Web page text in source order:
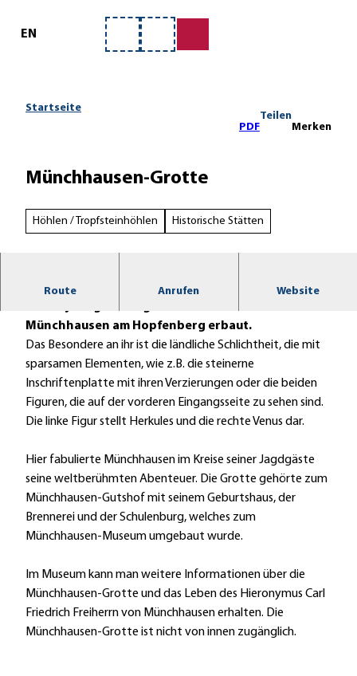
EN
Merkzettel
Suche
Startseite
PDF
Teilen
Merken
Münchhausen-Grotte
Höhlen / Tropfsteinhöhlen Historische Stätten
Route Anrufen Website
Die Münchhausen-Grotte wurde 1763 nach dem
Münchhausen am Hopfenberg erbaut.
Das Besondere an ihr ist die ländliche Schlichtheit, die mit
sparsamen Elementen, wie z.B. die steinerne
Inschriftenplatte mit ihren Verzierungen oder die beiden
Figuren, die auf der vorderen Eingangsseite zu sehen sind.
Die linke Figur stellt Herkules und die rechte Venus dar.
Hier fabulierte Münchhausen im Kreise seiner Jagdgäste
seine weltberühmten Abenteuer. Die Grotte gehörte zum
Münchhausen-Gutshof mit seinem Geburtshaus, der
Brennerei und der Schulenburg, welches zum
Münchhausen-Museum umgebaut wurde.
Im Museum kann man weitere Informationen über die
Münchhausen-Grotte und das Leben des Hieronymus Carl
Friedrich Freiherrn von Münchhausen erhalten. Die
Münchhausen-Grotte ist nicht von innen zugänglich.